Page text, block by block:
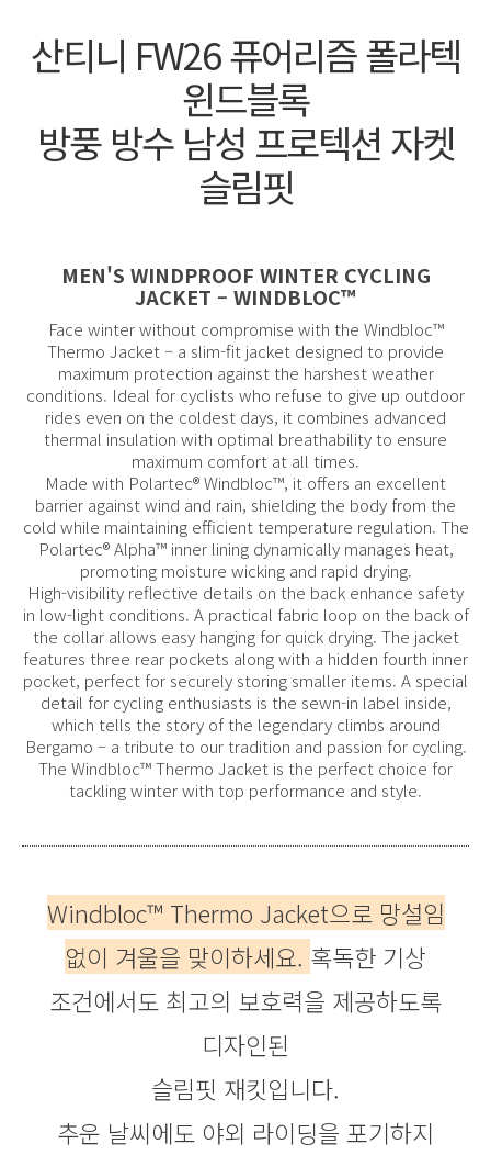
산티니 FW26 퓨어리즘 폴라텍
윈드블록
방풍 방수 남성 프로텍션 자켓
슬림핏
MEN'S WINDPROOF WINTER CYCLING
JACKET – WINDBLOC™
Face winter without compromise with the Windbloc™
Thermo Jacket – a slim-fit jacket designed to provide
maximum protection against the harshest weather
conditions. Ideal for cyclists who refuse to give up outdoor
rides even on the coldest days, it combines advanced
thermal insulation with optimal breathability to ensure
maximum comfort at all times.
Made with Polartec® Windbloc™, it offers an excellent
barrier against wind and rain, shielding the body from the
cold while maintaining efficient temperature regulation. The
Polartec® Alpha™ inner lining dynamically manages heat,
promoting moisture wicking and rapid drying.
High-visibility reflective details on the back enhance safety
in low-light conditions. A practical fabric loop on the back of
the collar allows easy hanging for quick drying. The jacket
features three rear pockets along with a hidden fourth inner
pocket, perfect for securely storing smaller items. A special
detail for cycling enthusiasts is the sewn-in label inside,
which tells the story of the legendary climbs around
Bergamo – a tribute to our tradition and passion for cycling.
The Windbloc™ Thermo Jacket is the perfect choice for
tackling winter with top performance and style.
Windbloc™ Thermo Jacket으로 망설임
없이 겨울을 맞이하세요. 혹독한 기상
조건에서도 최고의 보호력을 제공하도록
디자인된
슬림핏 재킷입니다.
추운 날씨에도 야외 라이딩을 포기하지